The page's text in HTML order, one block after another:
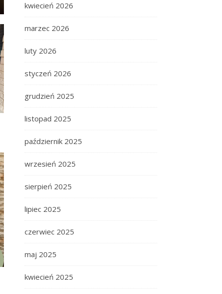
kwiecień 2026
marzec 2026
luty 2026
styczeń 2026
grudzień 2025
listopad 2025
październik 2025
wrzesień 2025
sierpień 2025
lipiec 2025
czerwiec 2025
maj 2025
kwiecień 2025